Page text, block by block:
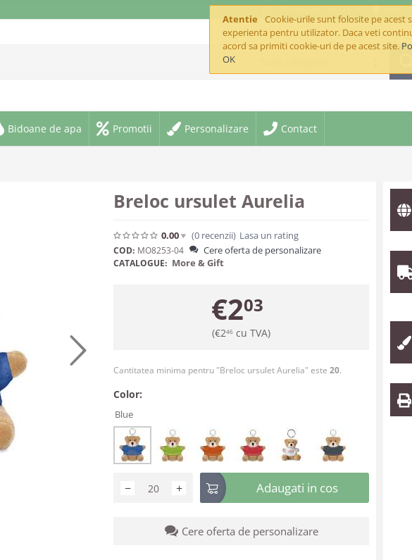
Atentie
Cookie-urile sunt folosite pe acest
experienta pentru utilizator. Daca veti
acord sa primiti cookie-uri de pe acest site.
OK
office@betaimpex.ro Mobil:
Bidoane de apa Promotii Personalizare Contact
Breloc ursulet Aurelia
0.00 (0 recenzii) Lasa un rating
COD: MO8253-04 Cere oferta de personalizare
CATALOGUE: More & Gift
€203
(€246 cu TVA)
Cantitatea minima pentru "Breloc ursulet Aurelia" este 20.
Color:
Blue
+
− Adaugati in cos
Cere oferta de personalizare